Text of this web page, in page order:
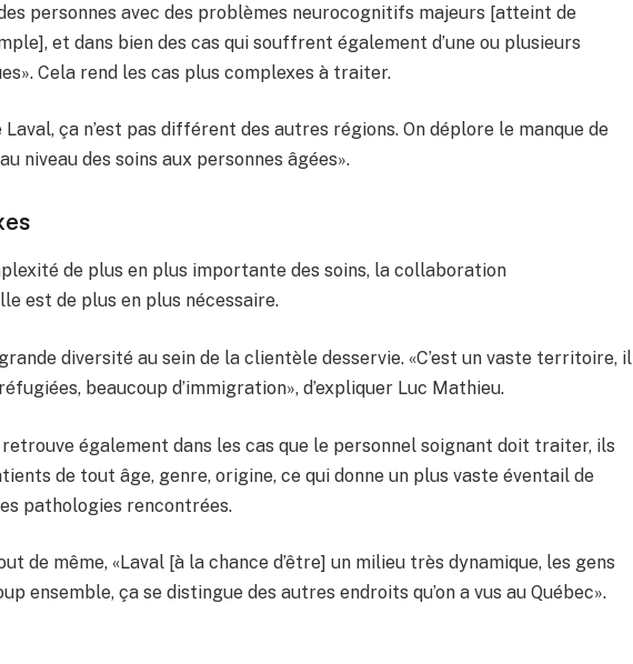
personnes avec des problèmes neurocognitifs majeurs [atteint de
et dans bien des cas qui souffrent également d’une ou plusieurs
Cela rend les cas plus complexes à traiter.
Laval, ça n’est pas différent des autres régions. On déplore le manque de
niveau des soins aux personnes âgées».
de plus en plus importante des soins, la collaboration
est de plus en plus nécessaire.
diversité au sein de la clientèle desservie. «C’est un vaste territoire, il
beaucoup d’immigration», d’expliquer Luc Mathieu.
également dans les cas que le personnel soignant doit traiter, ils
de tout âge, genre, origine, ce qui donne un plus vaste éventail de
pathologies rencontrées.
de même, «Laval [à la chance d’être] un milieu très dynamique, les gens
ensemble, ça se distingue des autres endroits qu’on a vus au Québec».